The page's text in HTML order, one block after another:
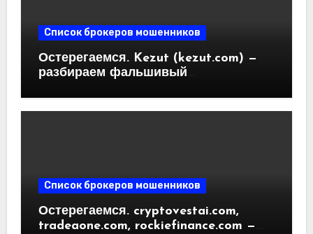
Список брокеров мошенников
Остерегаемся. Kezut (kezut.com) —
разбираем фальшивый
вернуть деньги. Отзывы
Список брокеров мошенников
Остерегаемся. cryptovestai.com,
tradeaone.com, rockiefinance.com —